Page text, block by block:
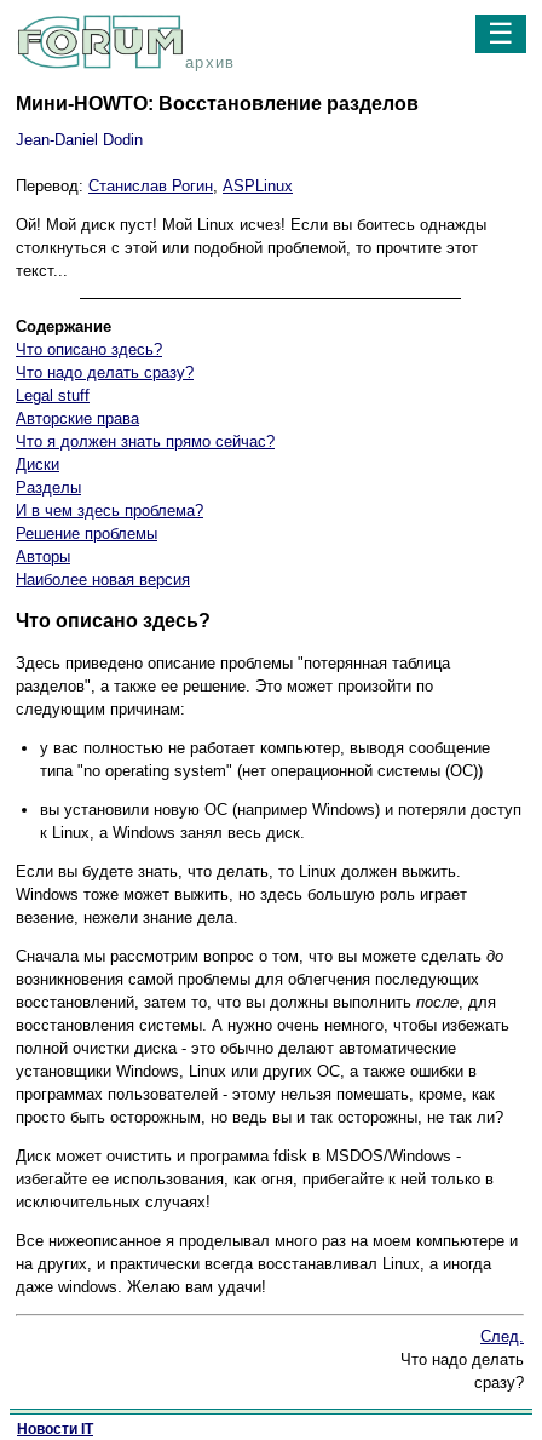
архив
☰
Мини-HOWTO: Восстановление разделов
Jean-Daniel Dodin
Перевод: Станислав Рогин, ASPLinux
Ой! Мой диск пуст! Мой Linux исчез! Если вы боитесь однажды
столкнуться с этой или подобной проблемой, то прочтите этот
текст...
Содержание
Что описано здесь?
Что надо делать сразу?
Legal stuff
Авторские права
Что я должен знать прямо сейчас?
Диски
Разделы
И в чем здесь проблема?
Решение проблемы
Авторы
Наиболее новая версия
Что описано здесь?
Здесь приведено описание проблемы "потерянная таблица
разделов", а также ее решение. Это может произойти по
следующим причинам:
у вас полностью не работает компьютер, выводя сообщение
типа "no operating system" (нет операционной системы (ОС))
вы установили новую ОС (например Windows) и потеряли доступ
к Linux, а Windows занял весь диск.
Если вы будете знать, что делать, то Linux должен выжить.
Windows тоже может выжить, но здесь большую роль играет
везение, нежели знание дела.
Сначала мы рассмотрим вопрос о том, что вы можете сделать до
возникновения самой проблемы для облегчения последующих
восстановлений, затем то, что вы должны выполнить после, для
восстановления системы. А нужно очень немного, чтобы избежать
полной очистки диска - это обычно делают автоматические
установщики Windows, Linux или других ОС, а также ошибки в
программах пользователей - этому нельзя помешать, кроме, как
просто быть осторожным, но ведь вы и так осторожны, не так ли?
Диск может очистить и программа fdisk в MSDOS/Windows -
избегайте ее использования, как огня, прибегайте к ней только в
исключительных случаях!
Все нижеописанное я проделывал много раз на моем компьютере и
на других, и практически всегда восстанавливал Linux, а иногда
даже windows. Желаю вам удачи!
След.
Что надо делать
сразу?
Новости IT